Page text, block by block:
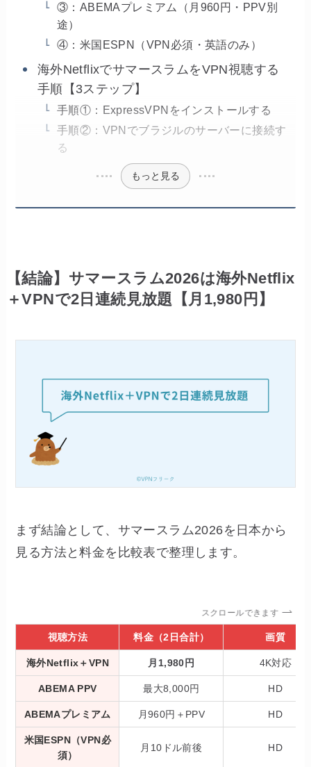
③：ABEMAプレミアム（月960円・PPV別
途）
④：米国ESPN（VPN必須・英語のみ）
海外NetflixでサマースラムをVPN視聴する
手順【3ステップ】
手順①：ExpressVPNをインストールする
手順②：VPNでブラジルのサーバーに接続す
る
もっと見る
【結論】サマースラム2026は海外Netflix
＋VPNで2日連続見放題【月1,980円】
まず結論として、サマースラム2026を日本から
見る方法と料金を比較表で整理します。
スクロールできます
視聴方法 料金（2日合計） 画質
海外Netflix＋VPN 月1,980円 4K対応
ABEMA PPV 最大8,000円 HD
ABEMAプレミアム 月960円＋PPV HD
米国ESPN（VPN必
須）
月10ドル前後 HD